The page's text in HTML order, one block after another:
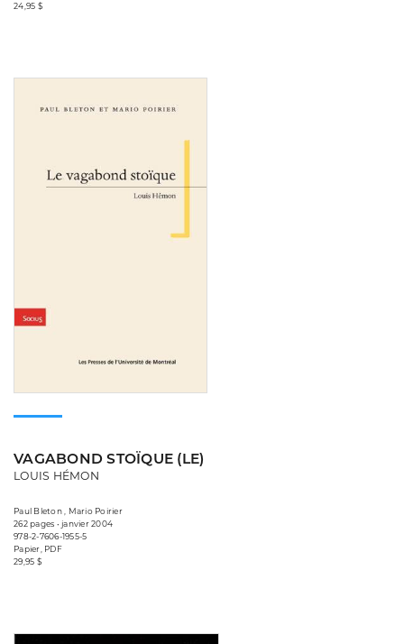
24,95 $
VAGABOND STOÏQUE (LE)
LOUIS HÉMON
Paul Bleton , Mario Poirier
262 pages • janvier 2004
978-2-7606-1955-5
Papier, PDF
29,95 $